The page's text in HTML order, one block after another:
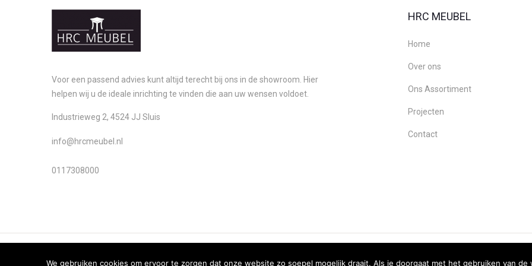
Voor een passend advies kunt altijd terecht bij ons in de showroom. Hier
helpen wij u de ideale inrichting te vinden die aan uw wensen voldoet.
Industrieweg 2, 4524 JJ Sluis
info@hrcmeubel.nl
0117308000
HRC MEUBEL
Home
Over ons
Ons Assortiment
Projecten
Contact
Copyright HRC Meubel, Webdesign: Ultility
We gebruiken cookies om ervoor te zorgen dat onze website zo soepel mogelijk draait. Als je doorgaat met het gebruiken van